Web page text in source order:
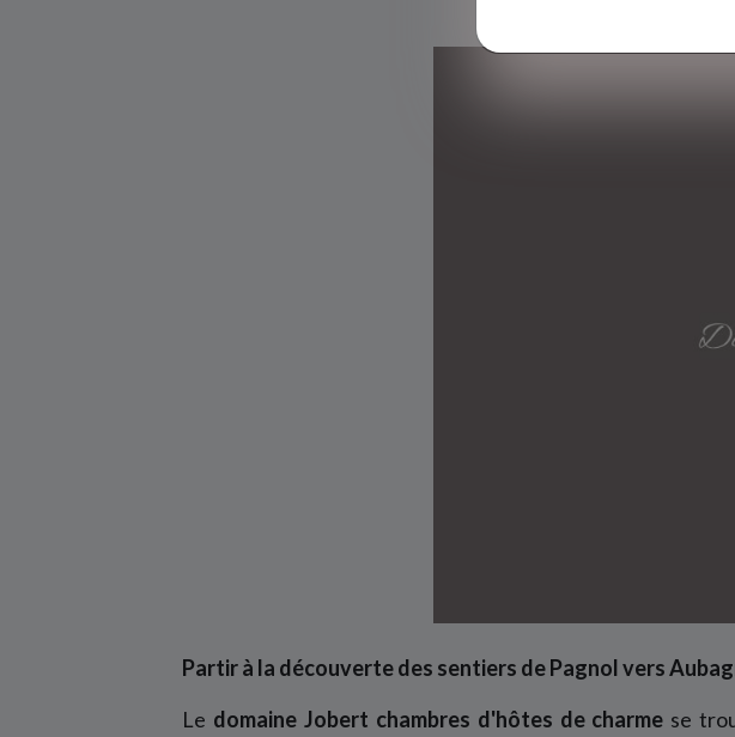
Partir à la découverte des sentiers de Pagnol vers
Le domaine Jobert chambres d'hôtes de charme se